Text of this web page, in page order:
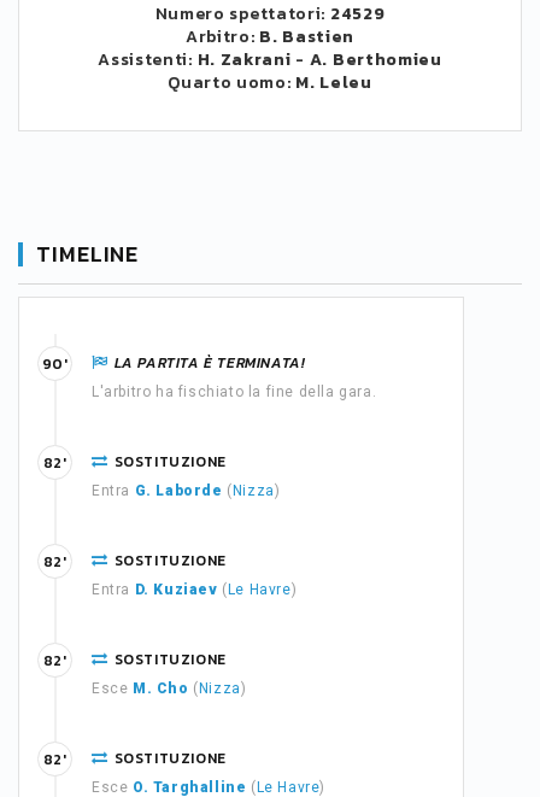
Numero spettatori: 24529
Arbitro: B. Bastien
Assistenti: H. Zakrani - A. Berthomieu
Quarto uomo: M. Leleu
TIMELINE
LA PARTITA È TERMINATA!
L'arbitro ha fischiato la fine della gara.
90'
SOSTITUZIONE
Entra G. Laborde ( Nizza)
82'
SOSTITUZIONE
Entra D. Kuziaev ( Le Havre)
82'
SOSTITUZIONE
Esce M. Cho ( Nizza)
82'
SOSTITUZIONE
Esce O. Targhalline ( Le Havre)
82'